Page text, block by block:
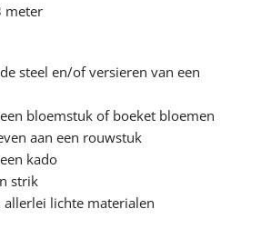
meter
steel en/of versieren van een
bloemstuk of boeket bloemen
aan een rouwstuk
kado
strik
allerlei lichte materialen